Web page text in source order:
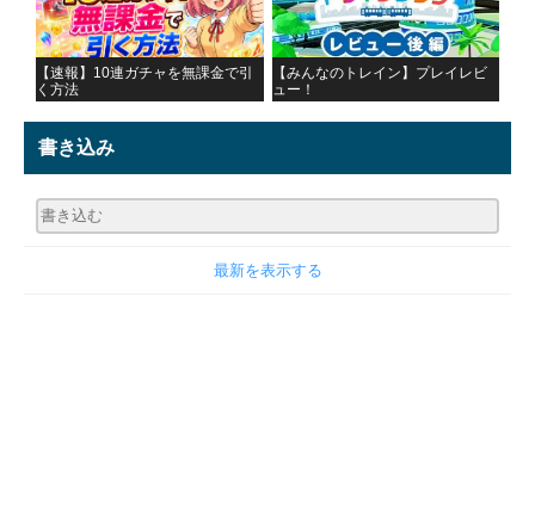
【速報】10連ガチャを無課金で引
く方法
【みんなのトレイン】プレイレビ
ュー！
書き込み
最新を表示する